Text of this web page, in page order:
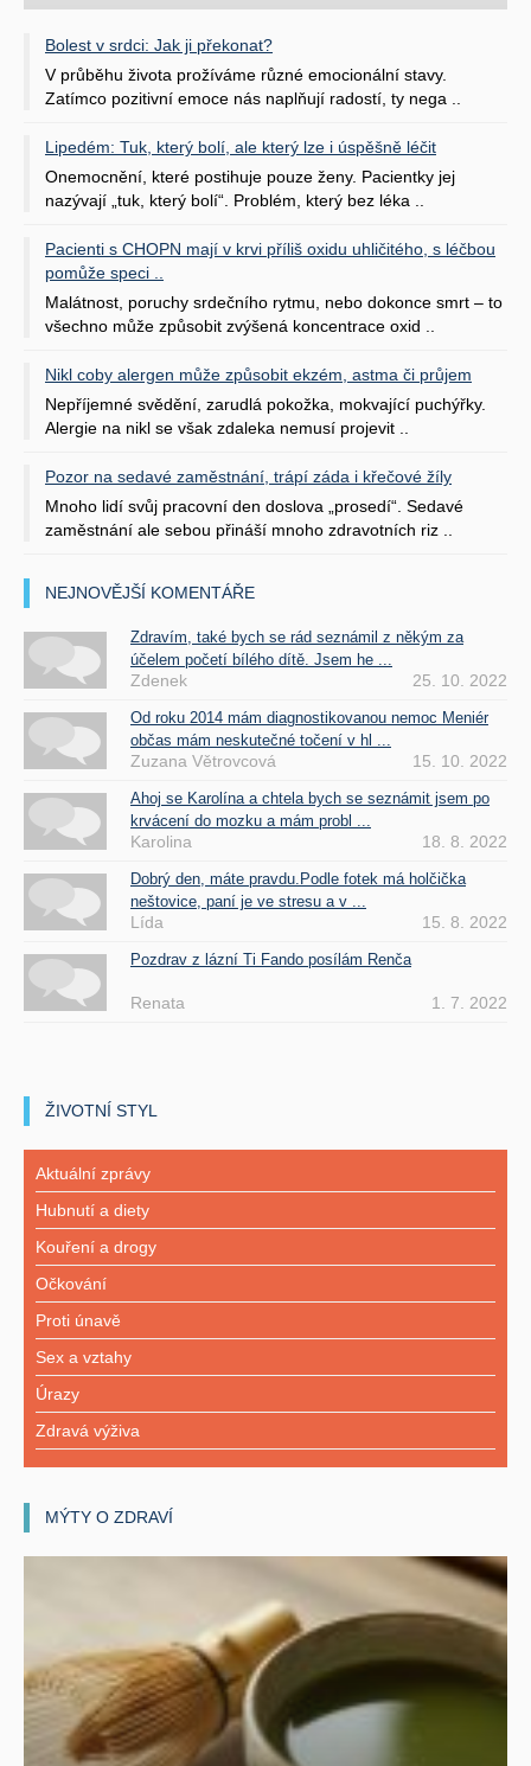
Bolest v srdci: Jak ji překonat?
V průběhu života prožíváme různé emocionální stavy.
Zatímco pozitivní emoce nás naplňují radostí, ty nega ..
Lipedém: Tuk, který bolí, ale který lze i úspěšně léčit
Onemocnění, které postihuje pouze ženy. Pacientky jej
nazývají „tuk, který bolí“. Problém, který bez léka ..
Pacienti s CHOPN mají v krvi příliš oxidu uhličitého, s léčbou
pomůže speci ..
Malátnost, poruchy srdečního rytmu, nebo dokonce smrt – to
všechno může způsobit zvýšená koncentrace oxid ..
Nikl coby alergen může způsobit ekzém, astma či průjem
Nepříjemné svědění, zarudlá pokožka, mokvající puchýřky.
Alergie na nikl se však zdaleka nemusí projevit ..
Pozor na sedavé zaměstnání, trápí záda i křečové žíly
Mnoho lidí svůj pracovní den doslova „prosedí“. Sedavé
zaměstnání ale sebou přináší mnoho zdravotních riz ..
NEJNOVĚJŠÍ KOMENTÁŘE
Zdravím, také bych se rád seznámil z někým za
účelem početí bílého dítě. Jsem he ...
Zdenek 25. 10. 2022
Od roku 2014 mám diagnostikovanou nemoc Meniér
občas mám neskutečné točení v hl ...
Zuzana Větrovcová 15. 10. 2022
Ahoj se Karolína a chtela bych se seznámit jsem po
krvácení do mozku a mám probl ...
Karolina 18. 8. 2022
Dobrý den, máte pravdu.Podle fotek má holčička
neštovice, paní je ve stresu a v ...
Lída 15. 8. 2022
Pozdrav z lázní Ti Fando posílám Renča
Renata 1. 7. 2022
ŽIVOTNÍ STYL
Aktuální zprávy
Hubnutí a diety
Kouření a drogy
Očkování
Proti únavě
Sex a vztahy
Úrazy
Zdravá výživa
MÝTY O ZDRAVÍ